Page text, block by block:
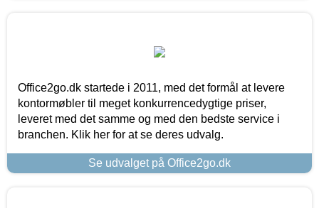
Office2go.dk startede i 2011, med det formål at levere
kontormøbler til meget konkurrencedygtige priser,
leveret med det samme og med den bedste service i
branchen. Klik her for at se deres udvalg.
Se udvalget på Office2go.dk